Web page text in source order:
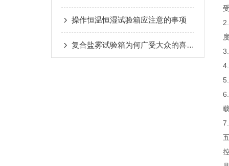
操作恒温恒湿试验箱应注意的事项
复合盐雾试验箱为何广受大众的喜爱？